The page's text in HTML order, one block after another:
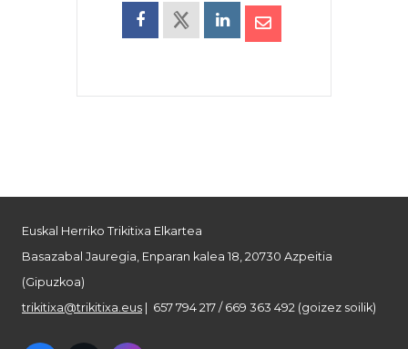
Euskal Herriko Trikitixa Elkartea
Basazabal Jauregia, Enparan kalea 18, 20730 Azpeitia
(Gipuzkoa)
trikitixa@trikitixa.eus | 657 794 217 / 669 363 492 (goizez soilik)